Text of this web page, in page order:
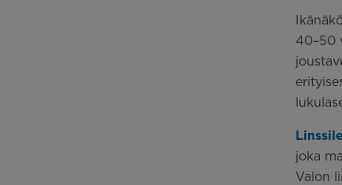
40–50
joka
Valon